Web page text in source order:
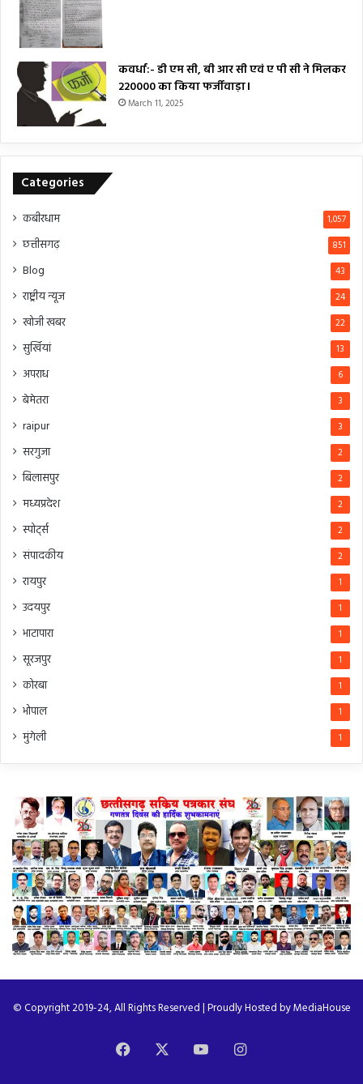
कवर्धा:- डी एम सी, बी आर सी एवं ए पी सी ने मिलकर
₹220000 का किया फर्जीवाड़ा।
March 11, 2025
Categories
कबीरधाम 1,057
छत्तीसगढ़ 851
Blog 43
राष्ट्रीय न्यूज 24
खोजी खबर 22
सुर्खियां 13
अपराध 6
बेमेतरा 3
raipur 3
सरगुजा 2
बिलासपुर 2
मध्यप्रदेश 2
स्पोर्ट्स 2
संपादकीय 2
रायपुर 1
उदयपुर 1
भाटापारा 1
सूरजपुर 1
कोरबा 1
भोपाल 1
मुंगेली 1
© Copyright 2019-24, All Rights Reserved | Proudly Hosted byMediaHouse
Facebook YouTubeInstagram